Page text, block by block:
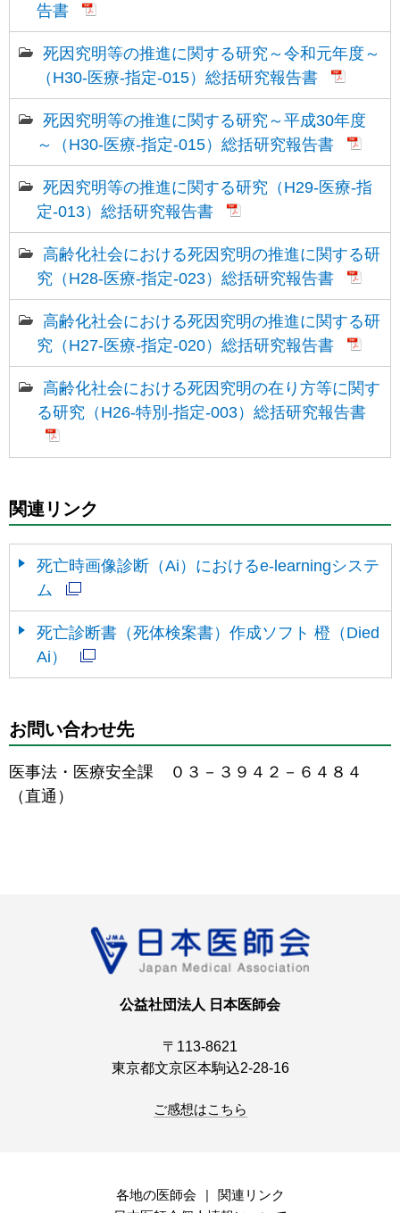
告書
死因究明等の推進に関する研究～令和元年度～
（H30-医療-指定-015）総括研究報告書
死因究明等の推進に関する研究～平成30年度
～（H30-医療-指定-015）総括研究報告書
死因究明等の推進に関する研究（H29-医療-指
定-013）総括研究報告書
高齢化社会における死因究明の推進に関する研
究（H28-医療-指定-023）総括研究報告書
高齢化社会における死因究明の推進に関する研
究（H27-医療-指定-020）総括研究報告書
高齢化社会における死因究明の在り方等に関す
る研究（H26-特別-指定-003）総括研究報告書
関連リンク
死亡時画像診断（Ai）におけるe-learningシステ
ム
死亡診断書（死体検案書）作成ソフト 橙（Died
Ai）
お問い合わせ先
医事法・医療安全課 ０３－３９４２－６４８４
（直通）
公益社団法人 日本医師会
〒113-8621
東京都文京区本駒込2-28-16
ご感想はこちら
各地の医師会
関連リンク